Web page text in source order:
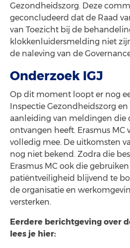
Gezondheidszorg. Deze
geconcludeerd dat de Raad
van Toezicht bij de
klokkenluidersmelding niet
de naleving van de
Onderzoek IGJ
Op dit moment loopt er nog
Inspectie Gezondheidszorg en
aanleiding van meldingen die
ontvangen heeft. Erasmus MC
volledig mee. De uitkomsten
nog niet bekend. Zodra die
Erasmus MC ook die
patiëntveiligheid blijvend te
de organisatie en
versterken.
Eerdere berichtgeving over
lees je hier: